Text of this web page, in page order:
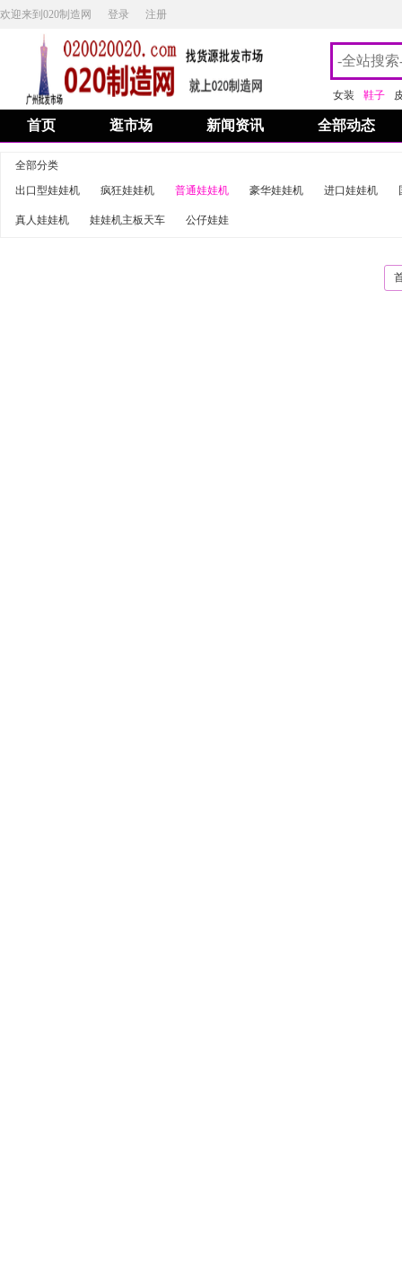
欢迎来到020制造网 登录 注册
女装 鞋子
首页 逛市场 新闻资讯 全部动态
全部分类
出口型娃娃机
疯狂娃娃机 普通娃娃机 豪华娃娃机 进口娃娃机
真人娃娃机 娃娃机主板天车 公仔娃娃